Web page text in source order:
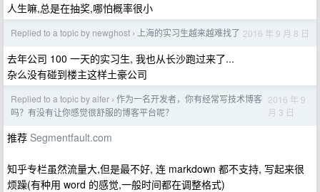
人生嘛,总是在抽奖,哪怕概率很小
Replied to a topic by newghost › 上海的实习生越来越难找了 2016 年 9 月 8 日
去年公司 100 一天的实习生, 我也从长沙跑过来了...
杂么没有碰到楼主这样土豪公司
Replied to a topic by alfer › 作为一名开发者，你有经常写技术博客
吗？有没有让你感觉很舒服的博客平台呢？
2016 年 9
月 3 日
推荐 Segmentfault.com
知乎专栏虽然流量大,但是最不好, 连 markdown 都不支持, 写起来很
烦躁(有种用 word 的感觉,一般时间都在调整格式)